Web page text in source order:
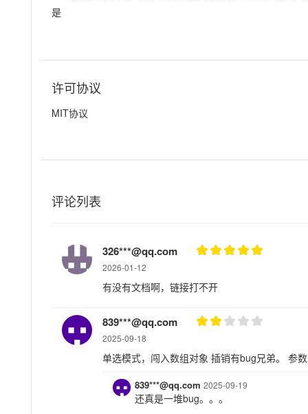
是
许可协议
MIT协议
评论列表
326***@qq.com
2026-01-12
有没有文档啊，链接打不开
839***@qq.com
2025-09-18
单选模式，闯入数组对象 插销有bug兄弟。 参
839***@qq.com2025-09-19
还真是一堆bug。。。